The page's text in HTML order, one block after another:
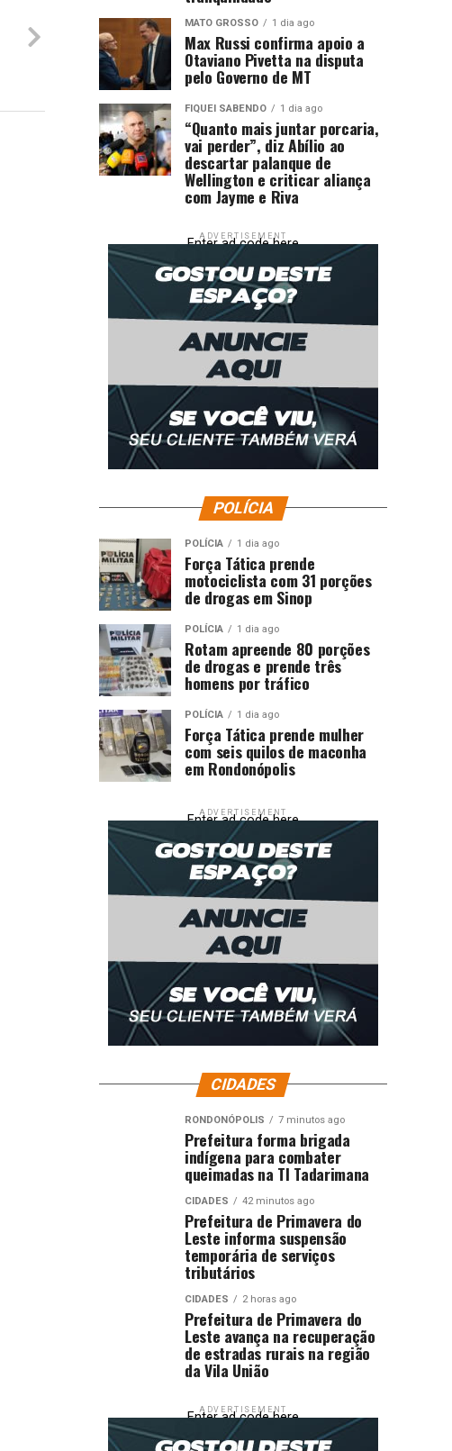
MATO GROSSO 1 dia ago
Max Russi confirma apoio a
Otaviano Pivetta na disputa
pelo Governo de MT
FIQUEI SABENDO 1 dia ago
“Quanto mais juntar porcaria,
vai perder”, diz Abílio ao
descartar palanque de
Wellington e criticar aliança
com Jayme e Riva
ADVERTISEMENT
Enter ad code here
POLÍCIA
POLÍCIA 1 dia ago
Força Tática prende
motociclista com 31 porções
de drogas em Sinop
POLÍCIA 1 dia ago
Rotam apreende 80 porções
de drogas e prende três
homens por tráfico
POLÍCIA 1 dia ago
Força Tática prende mulher
com seis quilos de maconha
em Rondonópolis
ADVERTISEMENT
Enter ad code here
CIDADES
RONDONÓPOLIS 7 minutos ago
Prefeitura forma brigada
indígena para combater
queimadas na TI Tadarimana
CIDADES 42 minutos ago
Prefeitura de Primavera do
Leste informa suspensão
temporária de serviços
tributários
CIDADES 2 horas ago
Prefeitura de Primavera do
Leste avança na recuperação
de estradas rurais na região
da Vila União
ADVERTISEMENT
Enter ad code here